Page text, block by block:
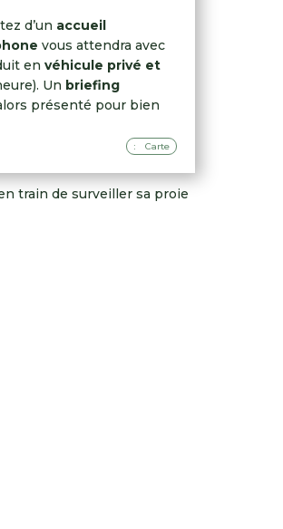
d’un accueil
vous attendra avec
en véhicule privé et
Un briefing
présenté pour bien
Carte